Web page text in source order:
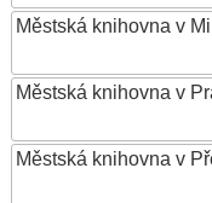
Městská knihovna v
Městská knihovna v
Městská knihovna v